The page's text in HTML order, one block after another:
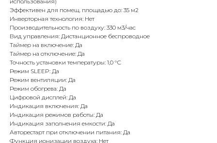
Эффективен для помещ. площадью до: 35 м2
Инверторная технология: Нет
Производительность по воздуху: 330 м3/час
Вид управления: Дистанционное беспроводное
Таймер на включение: Да
Таймер на отключение: Да
Точность установки температуры: 1,0 °С
Режим SLEEP: Да
Режим вентиляции: Да
Режим обогрева: Да
Цифровой дисплей: Да
Индикация включения: Да
Индикация режимов работы: Да
Индикация заполнения емкости: Да
Авторестарт при отключении питания: Да
Функция ионизации воздуха: Нет